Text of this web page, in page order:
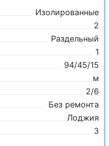
Изолированные
2
Раздельный
1
94/45/15
м
2/6
Без ремонта
Лоджия
3